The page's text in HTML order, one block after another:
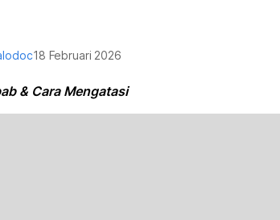
18 Februari 2026
& Cara Mengatasi